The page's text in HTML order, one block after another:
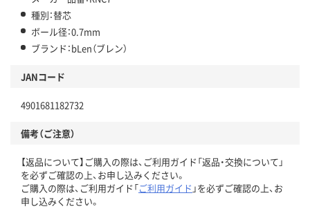
種別：替芯
ボール径：0.7mm
ブランド：bLen（ブレン）
JANコード
4901681182732
備考（ご注意）
【返品について】ご購入の際は、ご利用ガイド「返品・交換について」
を必ずご確認の上、お申し込みください。
ご購入の際は、ご利用ガイド「ご利用ガイド 」を必ずご確認の上、お
申し込みください。